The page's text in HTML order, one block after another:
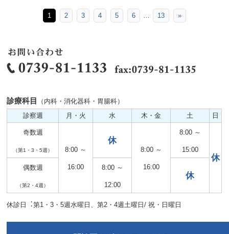
1 2 3 4 5 6 … 13 »
診療科目
（内科・消化器科・胃腸科）
診察週
月・火 水 木・金 土 日
奇数週
（第1・3・5週） 8:00 ～
16:00
休
8:00 ～
16:00
8:00 ～
15:00
休
偶数週
（第2・4週）
8:00 ～
12:00
休
休診日︓第1・3・5週水曜日、第2・4週土曜日/ 祝・日曜日